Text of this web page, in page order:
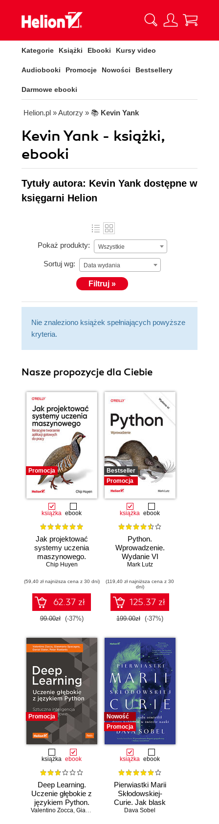
Kategorie Książki Ebooki Kursy video
Audiobooki Promocje Nowości Bestsellery
Darmowe ebooki
Helion.pl » Autorzy » 📚 Kevin Yank
Kevin Yank - książki,
ebooki
Tytuły autora: Kevin Yank dostępne w
księgarni Helion
Pokaż produkty: Wszystkie
Sortuj wg: Data wydania
Filtruj »
Nie znaleziono książek spełniających powyższe
kryteria.
Nasze propozycje dla Ciebie
Promocja
książka ebook
Jak projektować
systemy uczenia
maszynowego.
Iteracyjne
gotowych do pracy
Chip Huyen
(59,40 zł najniższa cena z 30 dni)
62.37 zł
99.00zł (-37%)
Bestseller
Promocja
książka ebook
Python.
Wprowadzenie.
Wydanie VI
Mark Lutz
(119,40 zł najniższa cena z 30
dni)
125.37 zł
199.00zł (-37%)
Promocja
książka ebook
Deep Learning.
Uczenie głębokie z
językiem Python.
Sztuczna
Valentino Zocca, Gianmario Spacagna ,Daniel Slater
Nowość
Promocja
książka ebook
Pierwiastki Marii
Skłodowskiej-
Curie. Jak blask
radu oświetlił drogę
Dava Sobel